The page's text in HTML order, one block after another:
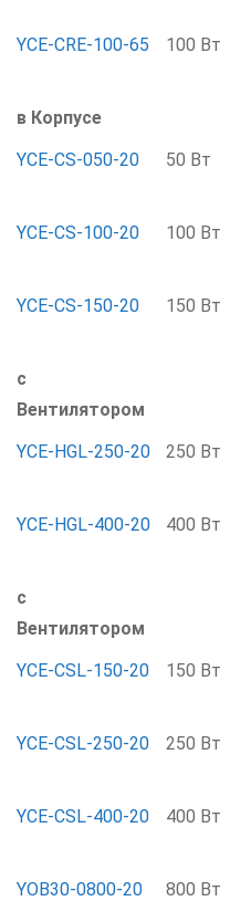
YCE-CRE-100-65 100 Вт
в Корпусе
YCE-CS-050-20
50 Вт
YCE-CS-100-20 100 Вт
YCE-CS-150-20 150 Вт
с
Вентилятором
YCE-HGL-250-20
250 Вт
YCE-HGL-400-20 400 Вт
с
Вентилятором
YCE-CSL-150-20
150 Вт
YCE-CSL-250-20 250 Вт
YCE-CSL-400-20 400 Вт
YOB30-0800-20 800 Вт